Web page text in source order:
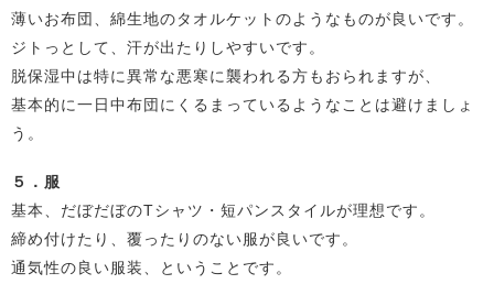
薄いお布団、綿生地のタオルケットのようなものが良いです。
ジトっとして、汗が出たりしやすいです。
脱保湿中は特に異常な悪寒に襲われる方もおられますが、
基本的に一日中布団にくるまっているようなことは避けましょ
う。
５．服
基本、だぼだぼのTシャツ・短パンスタイルが理想です。
締め付けたり、覆ったりのない服が良いです。
通気性の良い服装、ということです。